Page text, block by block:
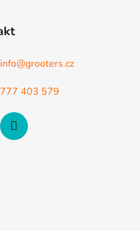
info@grooters.cz
777 403 579